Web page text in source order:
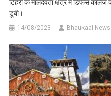
टिहरी के मालदेवता क्षेत्र में डिफेंस कॉलेज
डूबी।
14/08/2023 Bhaukaal News